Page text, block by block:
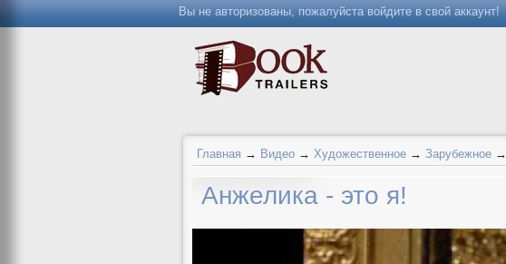
Вы не авторизованы, пожалуйста войдите в свой аккаунт!
Главная → Видео → Художественное → Зарубежное →
Анжелика - это я!